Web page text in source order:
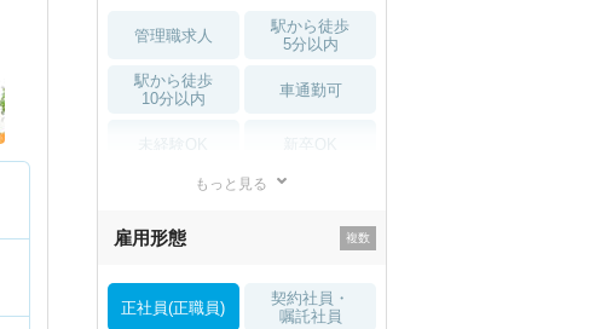
管理職求人
駅から徒歩
5分以内
駅から徒歩
10分以内
車通勤可
住宅手当・補助
土日祝休 無資格 OK
もっと見る
雇用形態
正社員(正職員)
契約社員・
嘱託社員